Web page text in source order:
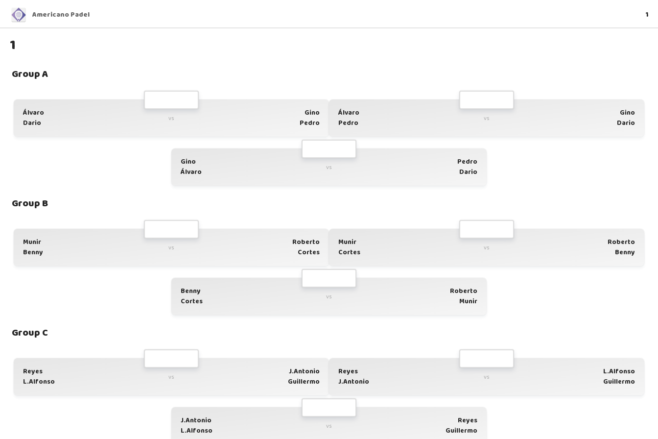
Americano Padel 1
1
Group A
Álvaro
Dario
vs
Gino
Pedro
Álvaro
Pedro
vs
Gino
Dario
Gino
Álvaro
vs
Pedro
Dario
Group B
Munir
Benny
vs
Roberto
Cortes
Munir
Cortes
vs
Roberto
Benny
Benny
Cortes
vs
Roberto
Munir
Group C
Reyes
L.Alfonso
vs
J.Antonio
Guillermo
Reyes
J.Antonio
vs
L.Alfonso
Guillermo
J.Antonio
L.Alfonso
vs
Reyes
Guillermo